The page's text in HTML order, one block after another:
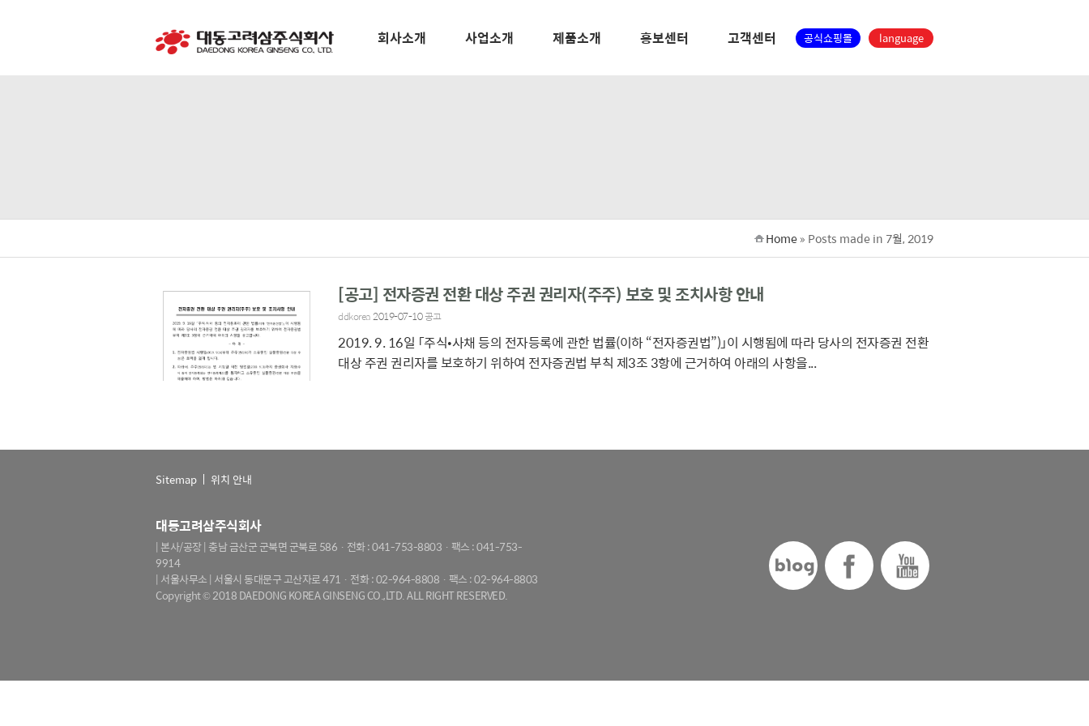
공식쇼핑몰 language
회사소개 사업소개 제품소개 홍보센터 고객센터
Home» Posts made in 7월, 2019
[공고] 전자증권 전환 대상 주권 권리자(주주) 보호 및 조치사항 안내
ddkorea2019-07-10공고
2019. 9. 16일 「주식•사채 등의 전자등록에 관한 법률(이하 “전자증권법”)」이 시행됨에 따라 당사의 전자증권 전환
대상 주권 권리자를 보호하기 위하여 전자증권법 부칙 제3조 3항에 근거하여 아래의 사항을...
Sitemap 위치 안내
대동고려삼주식회사
| 본사/공장 | 충남 금산군 군북면 군북로 586 · 전화 : 041-753-8803 · 팩스 : 041-753-
9914
| 서울사무소 | 서울시 동대문구 고산자로 471 · 전화 : 02-964-8808 · 팩스 : 02-964-8803
Copyright © 2018 DAEDONG KOREA GINSENG CO.,LTD. ALL RIGHT RESERVED.